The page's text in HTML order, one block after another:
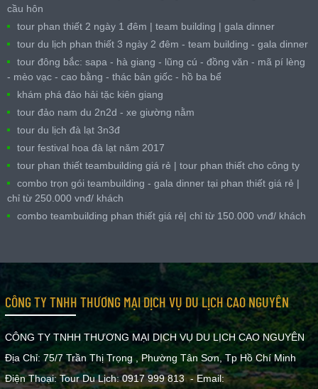
cầu hôn
tour phan thiết 2 ngày 1 đêm | team building | gala dinner
tour du lịch phan thiết 3 ngày 2 đêm - team building - gala dinner
tour đông bắc: sapa - hà giang - lũng cú - đồng văn - mã pí lèng
- mèo vạc - cao bằng - thác bản giốc - hồ ba bể
khám phá đảo hải tặc kiên giang
tour đảo nam du 2n2d - xe giường nằm
tour du lịch đà lạt 3n3đ
tour festival hoa đà lạt năm 2017
tour phan thiết teambuilding giá rẻ | tour phan thiết cho công ty
combo trọn gói teambuilding - gala dinner tại phan thiết giá rẻ |
chỉ từ 250.000 vnđ/ khách
combo teambuilding phan thiết giá rẻ| chỉ từ 150.000 vnđ/ khách
CÔNG TY TNHH THƯƠNG MẠI DỊCH VỤ DU LỊCH CAO NGUYÊN
CÔNG TY TNHH THƯƠNG MẠI DỊCH VỤ DU LỊCH CAO NGUYÊN
Địa Chỉ: 75/7 Trần Thị Trọng , Phường Tân Sơn, Tp Hồ Chí Minh
Điện Thoại: Tour Du Lịch: 0917 999 813 - Email: